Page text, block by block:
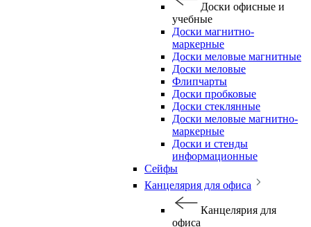
Доски офисные и
учебные
Доски магнитно-
маркерные
Доски меловые магнитные
Доски меловые
Флипчарты
Доски пробковые
Доски стеклянные
Доски меловые магнитно-
маркерные
Доски и стенды
информационные
Сейфы
Канцелярия для офиса
Канцелярия для
офиса